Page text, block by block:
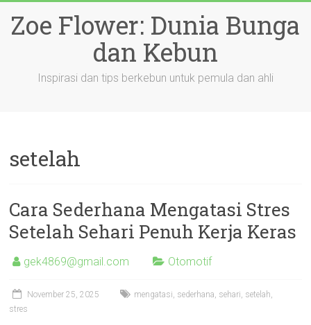
content
Zoe Flower: Dunia Bunga
dan Kebun
Inspirasi dan tips berkebun untuk pemula dan ahli
setelah
Cara Sederhana Mengatasi Stres
Setelah Sehari Penuh Kerja Keras
gek4869@gmail.com Otomotif
November 25, 2025 mengatasi, sederhana, sehari, setelah,
stres